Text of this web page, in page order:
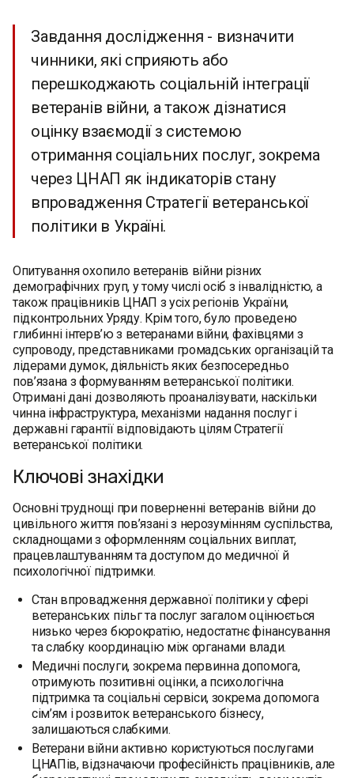
Завдання дослідження - визначити
чинники, які сприяють або
перешкоджають соціальній інтеграції
ветеранів війни, а також дізнатися
оцінку взаємодії з системою
отримання соціальних послуг, зокрема
через ЦНАП як індикаторів стану
впровадження Стратегії ветеранської
політики в Україні.
Опитування охопило ветеранів війни різних
демографічних груп, у тому числі осіб з інвалідністю, а
також працівників ЦНАП з усіх регіонів України,
підконтрольних Уряду. Крім того, було проведено
глибинні інтерв’ю з ветеранами війни, фахівцями з
супроводу, представниками громадських організацій та
лідерами думок, діяльність яких безпосередньо
пов’язана з формуванням ветеранської політики.
Отримані дані дозволяють проаналізувати, наскільки
чинна інфраструктура, механізми надання послуг і
державні гарантії відповідають цілям Стратегії
ветеранської політики.
Ключові знахідки
Основні труднощі при поверненні ветеранів війни до
цивільного життя пов’язані з нерозумінням суспільства,
складнощами з оформленням соціальних виплат,
працевлаштуванням та доступом до медичної й
психологічної підтримки.
Стан впровадження державної політики у сфері
ветеранських пільг та послуг загалом оцінюється
низько через бюрократію, недостатнє фінансування
та слабку координацію між органами влади.
Медичні послуги, зокрема первинна допомога,
отримують позитивні оцінки, а психологічна
підтримка та соціальні сервіси, зокрема допомога
сім’ям і розвиток ветеранського бізнесу,
залишаються слабкими.
Ветерани війни активно користуються послугами
ЦНАПів, відзначаючи професійність працівників, але